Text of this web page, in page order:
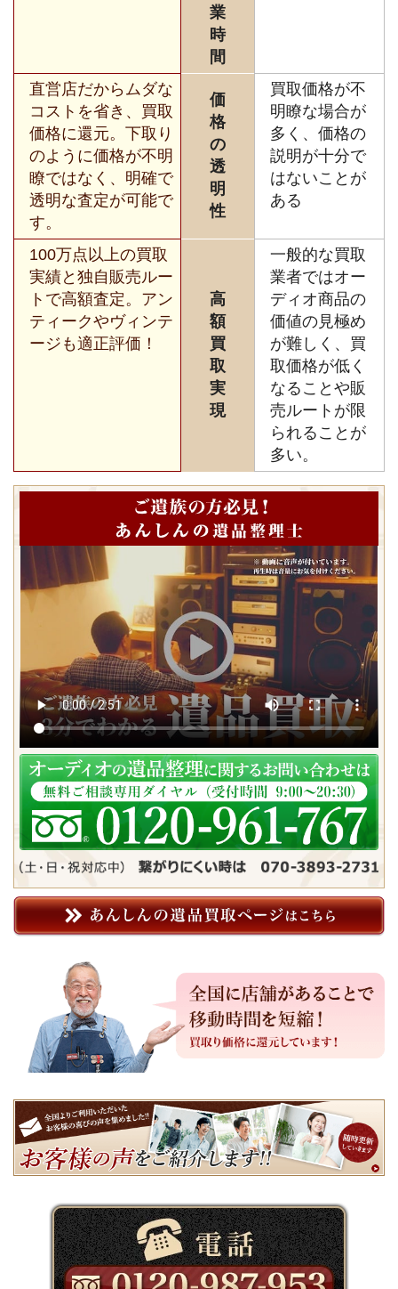
業
時
間
直営店だからムダな
コストを省き、買取
価格に還元。下取り
のように価格が不明
瞭ではなく、明確で
透明な査定が可能で
す。
価
格
の
透
明
性
買取価格が不
明瞭な場合が
多く、価格の
説明が十分で
はないことが
ある
100万点以上の買取
実績と独自販売ルー
トで高額査定。アン
ティークやヴィンテ
ージも適正評価！
高
額
買
取
実
現
一般的な買取
業者ではオー
ディオ商品の
価値の見極め
が難しく、買
取価格が低く
なることや販
売ルートが限
られることが
多い。